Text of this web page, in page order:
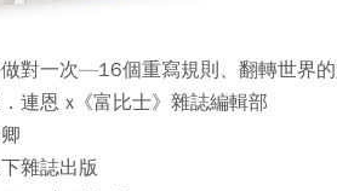
對一次—16個重寫規則、翻轉世界
連恩 x《富比士》雜誌編輯部
雜誌出版